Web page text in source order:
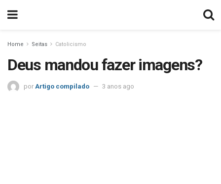
Home Seitas Catolicismo
Deus mandou fazer imagens?
por Artigo compilado 3 anos ago